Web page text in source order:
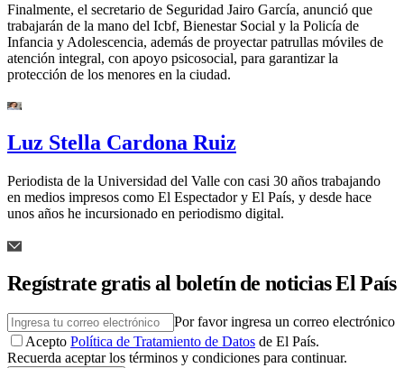
Finalmente, el secretario de Seguridad Jairo García, anunció que
trabajarán de la mano del Icbf, Bienestar Social y la Policía de
Infancia y Adolescencia, además de proyectar patrullas móviles de
atención integral, con apoyo psicosocial, para garantizar la
protección de los menores en la ciudad.
Luz Stella Cardona Ruiz
Periodista de la Universidad del Valle con casi 30 años trabajando
en medios impresos como El Espectador y El País, y desde hace
unos años he incursionado en periodismo digital.
Regístrate gratis al boletín de noticias El País
Por favor ingresa un correo electrónico
Acepto Política de Tratamiento de Datos de El País.
Recuerda aceptar los términos y condiciones para continuar.